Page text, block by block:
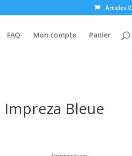
Articles 0
FAQ Mon compte Panier
Impreza Bleue